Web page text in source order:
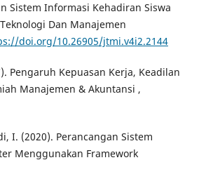
Sistem Informasi Kehadiran Siswa
Dan Manajemen
doi.org/10.26905/jtmi.v4i2.2144
Pengaruh Kepuasan Kerja, Keadilan
Manajemen & Akuntansi ,
I. (2020). Perancangan Sistem
Menggunakan Framework